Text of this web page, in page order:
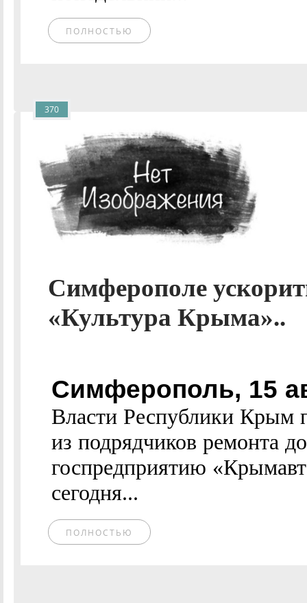
ПОЛНОСТЬЮ
Симферополе
«Культура Крыма»..
Симферополь, 15
Власти Республики Крым
из подрядчиков ремонта
госпредприятию
сегодня...
ПОЛНОСТЬЮ
370